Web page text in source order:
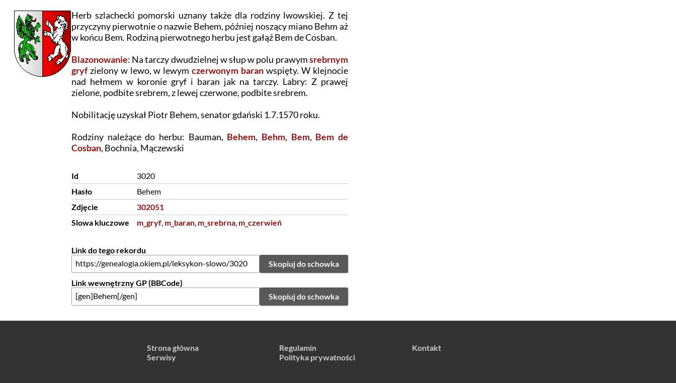
Herb szlachecki pomorski uznany także dla rodziny lwowskiej. Z tej
przyczyny pierwotnie o nazwie Behem, później noszący miano Behm aż
w końcu Bem. Rodziną pierwotnego herbu jest gałąź Bem de Cosban.
Blazonowanie: Na tarczy dwudzielnej w słup w polu prawymsrebrnym
gryfzielony w lewo, w lewymczerwonym baran wspięty. W klejnocie
nad hełmem w koronie gryf i baran jak na tarczy. Labry: Z prawej
zielone, podbite srebrem, z lewej czerwone, podbite srebrem.
Nobilitację uzyskał Piotr Behem, senator gdański 1.7.1570 roku.
Rodziny należące do herbu: Bauman, Behem, Behm, Bem, Bem de
Cosban, Bochnia, Mączewski
Id
3020
Hasło
Behem
Zdjęcie
302051
Slowa kluczowe
m_gryf, m_baran, m_srebrna, m_czerwień
Link do tego rekordu
Skopiuj do schowka
Link wewnętrzny GP (BBCode)
Skopiuj do schowka
Strona główna
Serwisy
Regulamin
Polityka prywatności
Kontakt